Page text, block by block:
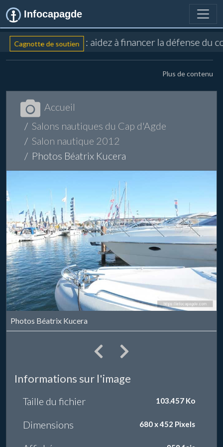
Infocapagde
Cagnotte de soutien : aidez à financer la défense du
Plus de contenu
Accueil
Salons nautiques du Cap d'Agde
Salon nautique 2012
Photos Béatrix Kucera
Photos Béatrix Kucera
Informations sur l'image
Taille du fichier 103.457 Ko
Dimensions 680 x 452 Pixels